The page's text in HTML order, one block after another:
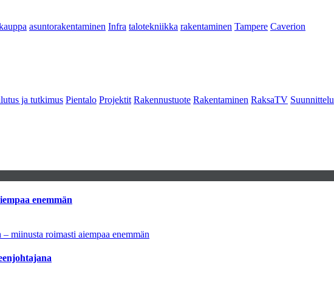
asuntorakentaminen Infra talotekniikka rakentaminen Tampere Caverion
ja tutkimus Pientalo Projektit Rakennustuote Rakentaminen RaksaTV Suunnittelu
enemmän
miinusta roimasti aiempaa enemmän